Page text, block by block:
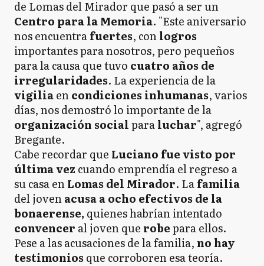
de Lomas del Mirador que pasó a ser un
Centro para la Memoria. "Este aniversario
nos encuentrafuertes, conlogros
importantes para nosotros, pero pequeños
para la causa que tuvo cuatro años de
irregularidades. La experiencia de la
vigiliaencondiciones inhumanas, varios
días, nos demostró lo importante de la
organización socialparaluchar", agregó
Bregante.
Cabe recordar que Luciano fue visto por
última vez cuando emprendía el regreso a
su casa enLomas del Mirador. Lafamilia
del jovenacusa a ocho efectivos de la
bonaerense, quienes habrían intentado
convencer al joven que robepara ellos.
Pese a las acusaciones de la familia, no hay
testimonios que corroboren esa teoría.